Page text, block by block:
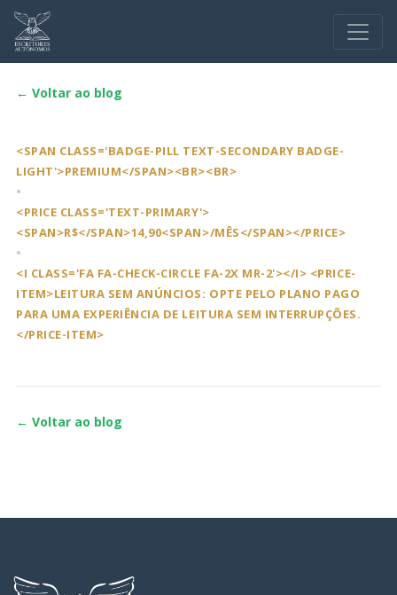
← Voltar ao blog
<SPAN CLASS='BADGE-PILL TEXT-SECONDARY BADGE-
LIGHT'>PREMIUM</SPAN><BR><BR>
•
<PRICE CLASS='TEXT-PRIMARY'>
<SPAN>R$</SPAN>14,90<SPAN>/MÊS</SPAN></PRICE>
•
<I CLASS='FA FA-CHECK-CIRCLE FA-2X MR-2'></I> <PRICE-
ITEM>LEITURA SEM ANÚNCIOS: OPTE PELO PLANO PAGO
PARA UMA EXPERIÊNCIA DE LEITURA SEM INTERRUPÇÕES.
</PRICE-ITEM>
← Voltar ao blog